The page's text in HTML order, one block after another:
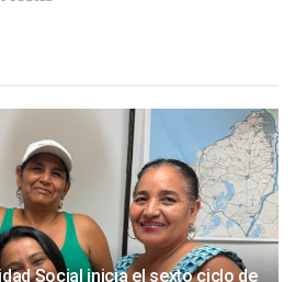
Social inicia el sexto ciclo de